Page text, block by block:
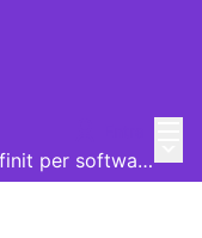
per software